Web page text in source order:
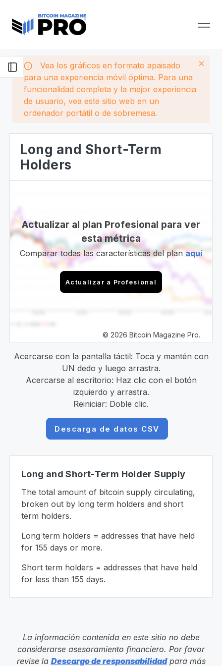
Vea los gráficos en formato apaisado
para una experiencia móvil óptima. Para una
funcionalidad completa y la mejor experiencia
de usuario, vea este sitio web en un
ordenador portátil o de sobremesa.
Long and Short-Term
Holders
Actualizar al plan Profesional para ver
esta métrica
Comparar todas las características del planaquí
Actualizar a Profesional
© 2026 Bitcoin Magazine Pro.
Acercarse con la pantalla táctil: Toca y mantén con
UN dedo y luego arrastra.
Acercarse al escritorio: Haz clic con el botón
izquierdo y arrastra.
Reiniciar: Doble clic.
Descarga de datos CSV
Long and Short-Term Holder Supply
The total amount of bitcoin supply circulating,
broken out by long term holders and short
term holders.
Long term holders = addresses that have held
for 155 days or more.
Short term holders = addresses that have held
for less than 155 days.
La información contenida en este sitio no debe
considerarse asesoramiento financiero. Por favor
revise la Descargo de responsabilidadpara más